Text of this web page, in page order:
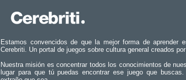
Estamos convencidos de que la mejor forma de aprender
Cerebriti. Un portal de juegos sobre cultura general creados
Nuestra misión es concentrar todos los conocimientos de
lugar para que tú puedas encontrar ese juego que